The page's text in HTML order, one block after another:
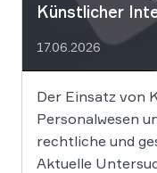
Künstlicher
17.06.2026
Der Einsatz von
Personalwesen
rechtliche und
Aktuelle